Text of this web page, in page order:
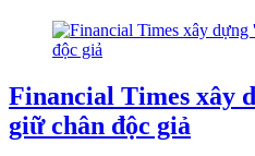
Financial Times xây
giữ chân độc giả